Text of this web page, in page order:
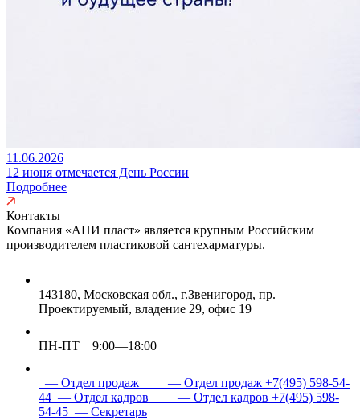
11.06.2026
12 июня отмечается День России
Подробнее
Контакты
Компания «АНИ пласт» является крупным Российским
производителем пластиковой сантехарматуры.
143180, Московская обл., г.Звенигород, пр.
Проектируемый, владение 29, офис 19
ПН-ПТ 9:00—18:00
— Отдел продаж — Отдел продаж +7(495) 598-54-
44 — Отдел кадров — Отдел кадров +7(495) 598-
54-45 — Секретарь